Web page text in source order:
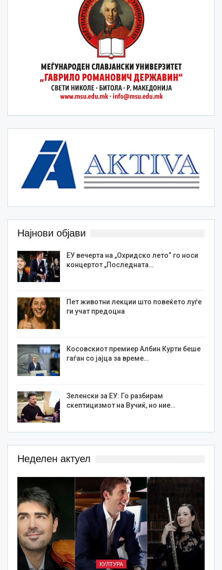
Најнови објави
ЕУ вечерта на „Охридско лето“ го носи
концертот „Последната…
Пет животни лекции што повеќето луѓе
ги учат предоцна
Косовскиот премиер Албин Курти беше
гаѓан со јајца за време…
Зеленски за ЕУ: Го разбирам
скептицизмот на Вучиќ, но ние…
Неделен актуел
КУЛТУРА